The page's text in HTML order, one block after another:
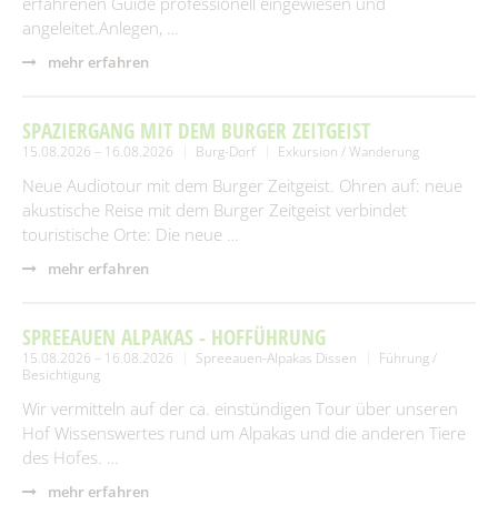
angeleitet.Anlegen, …
mehr erfahren
SPAZIERGANG MIT DEM BURGER ZEITGEIST
15.08.2026 – 16.08.2026 Burg-Dorf Exkursion / Wanderung
Neue Audiotour mit dem Burger Zeitgeist. Ohren auf: neue
akustische Reise mit dem Burger Zeitgeist verbindet
touristische Orte: Die neue …
mehr erfahren
SPREEAUEN ALPAKAS - HOFFÜHRUNG
15.08.2026 – 16.08.2026 Spreeauen-Alpakas Dissen
Führung /
Besichtigung
Wir vermitteln auf der ca. einstündigen Tour über unseren
Hof Wissenswertes rund um Alpakas und die anderen Tiere
des Hofes. …
mehr erfahren